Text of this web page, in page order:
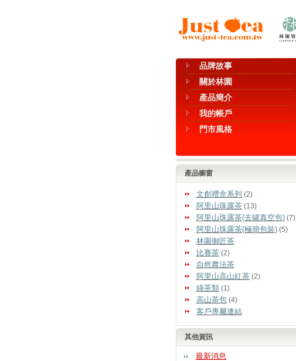
品牌故事
關於林園
產品簡介
我的帳戶
門市風格
產品櫥窗
文創禮盒系列 (2)
阿里山珠露茶(13)
阿里山珠露茶(去罐真空包)(7)
阿里山珠露茶(極簡包裝)(5)
林園御匠茶
比賽茶(2)
自然農法茶
阿里山高山紅茶(2)
綠茶類 (1)
高山茶包(4)
客戶專屬連結
其他資訊
最新消息